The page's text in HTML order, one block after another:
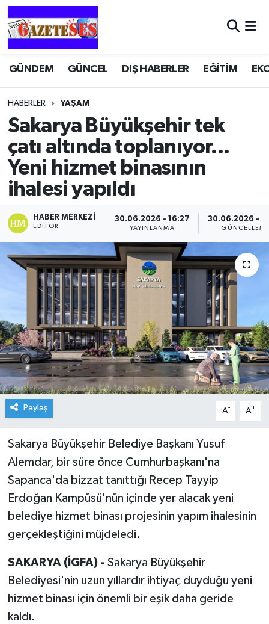
GÜNDEM GÜNCEL DIŞ HABERLER EĞİTİM
HABERLER YAŞAM
Sakarya Büyükşehir tek
çatı altında toplanıyor...
Yeni hizmet binasının
ihalesi yapıldı
HABER MERKEZI
EDITÖR
30.06.2026 - 16:27
YAYINLANMA
30.06.2026 -
Paylaş A- A+
Sakarya Büyükşehir Belediye Başkanı Yusuf
Alemdar, bir süre önce Cumhurbaşkanı'na
Sapanca'da bizzat tanıttığı Recep Tayyip
Erdoğan Kampüsü'nün içinde yer alacak yeni
belediye hizmet binası projesinin yapım ihalesinin
gerçekleştiğini müjdeledi.
SAKARYA (İGFA) - Sakarya Büyükşehir
Belediyesi'nin uzun yıllardır ihtiyaç duyduğu yeni
hizmet binası için önemli bir eşik daha geride
kaldı.